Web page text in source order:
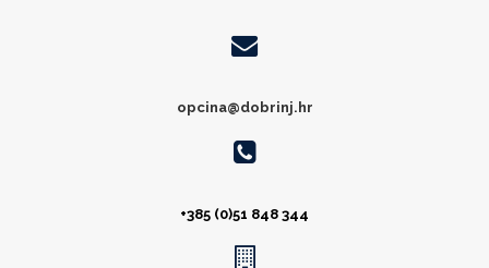
opcina@dobrinj.hr
+385 (0)51 848 344